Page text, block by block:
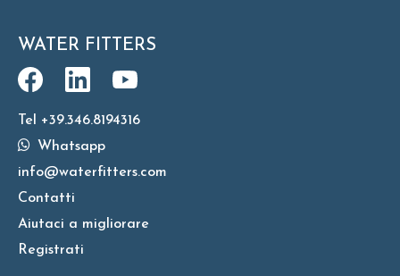
WATER FITTERS
Tel +39.346.8194316
Whatsapp
info@waterfitters.com
Contatti
Aiutaci a migliorare
Registrati